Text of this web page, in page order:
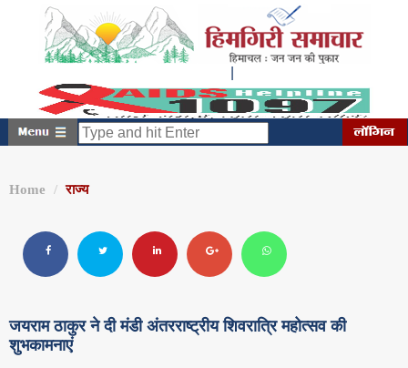
Home राज्य
जयराम ठाकुर ने दी मंडी अंतरराष्ट्रीय शिवरात्रि महोत्सव की
शुभकामनाएं